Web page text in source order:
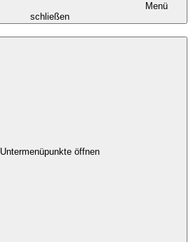
Menü
schließen
Untermenüpunkte öffnen